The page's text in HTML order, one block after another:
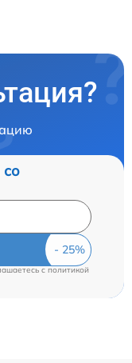
со
cполитикой